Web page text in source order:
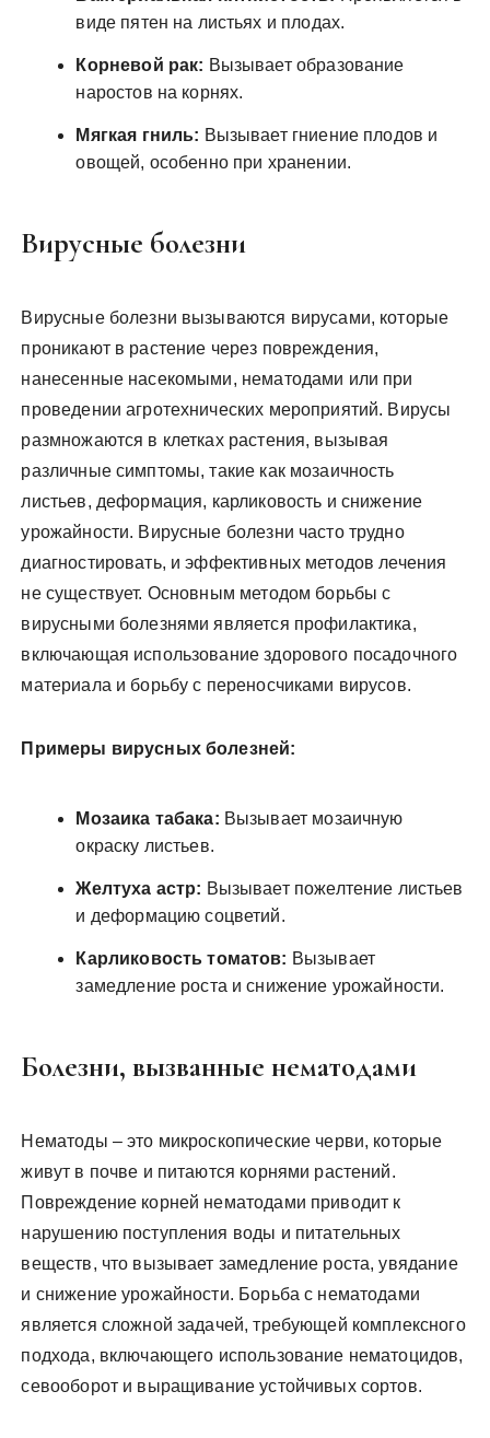
виде пятен на листьях и плодах.
Корневой рак: Вызывает образование
наростов на корнях.
Мягкая гниль: Вызывает гниение плодов и
овощей, особенно при хранении.
Вирусные болезни
Вирусные болезни вызываются вирусами, которые
проникают в растение через повреждения,
нанесенные насекомыми, нематодами или при
проведении агротехнических мероприятий. Вирусы
размножаются в клетках растения, вызывая
различные симптомы, такие как мозаичность
листьев, деформация, карликовость и снижение
урожайности. Вирусные болезни часто трудно
диагностировать, и эффективных методов лечения
не существует. Основным методом борьбы с
вирусными болезнями является профилактика,
включающая использование здорового посадочного
материала и борьбу с переносчиками вирусов.
Примеры вирусных болезней:
Мозаика табака: Вызывает мозаичную
окраску листьев.
Желтуха астр: Вызывает пожелтение листьев
и деформацию соцветий.
Карликовость томатов: Вызывает
замедление роста и снижение урожайности.
Болезни, вызванные нематодами
Нематоды – это микроскопические черви, которые
живут в почве и питаются корнями растений.
Повреждение корней нематодами приводит к
нарушению поступления воды и питательных
веществ, что вызывает замедление роста, увядание
и снижение урожайности. Борьба с нематодами
является сложной задачей, требующей комплексного
подхода, включающего использование нематоцидов,
севооборот и выращивание устойчивых сортов.